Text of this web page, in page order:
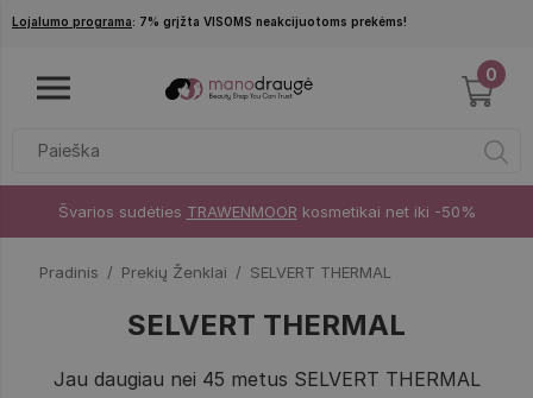
Pereiti į pagrindinį turinį
Lojalumo programa: 7% grįžta VISOMS neakcijuotoms prekėms!
0
Švarios sudėties TRAWENMOOR kosmetikai net iki -50%
Pradinis Prekių Ženklai SELVERT THERMAL
SELVERT THERMAL
Jau daugiau nei 45 metus SELVERT THERMAL